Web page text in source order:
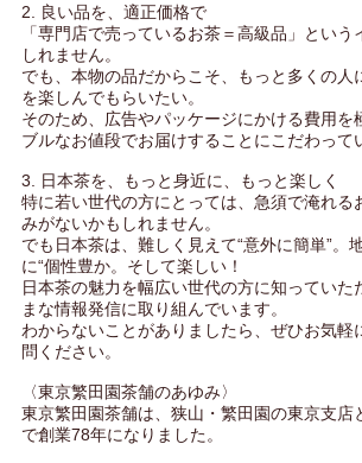
2. 良い品を、適正価格で
「専門店で売っているお茶＝高級品」という
しれません。
でも、本物の品だからこそ、もっと多くの人
を楽しんでもらいたい。
そのため、広告やパッケージにかける費用を
ブルなお値段でお届けすることにこだわって
3. 日本茶を、もっと身近に、もっと楽しく
特に若い世代の方にとっては、急須で淹れる
みがないかもしれません。
でも日本茶は、難しく見えて“意外に簡単”。
に“個性豊か。そして楽しい！
日本茶の魅力を幅広い世代の方に知っていた
まな情報発信に取り組んでいます。
わからないことがありましたら、ぜひお気軽
問ください。
〈東京繁田園茶舗のあゆみ〉
東京繁田園茶舗は、狭山・繁田園の東京支店
で創業78年になりました。